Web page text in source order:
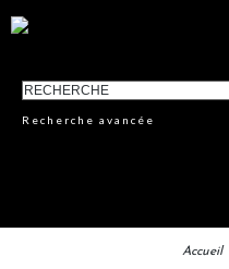
Recherche avancée
Accueil